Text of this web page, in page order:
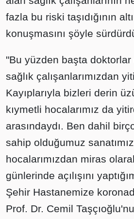
fazla bu riski taşıdığının
konuşmasını şöyle
"Bu yüzden başta
sağlık çalışanlarımızdan
Kayıplarıyla bizleri derin
kıymetli hocalarımız da
arasındaydı. Ben dahil
sahip olduğumuz
hocalarımızdan miras
günlerinde açılışını
Şehir Hastanemize
Prof. Dr. Cemil